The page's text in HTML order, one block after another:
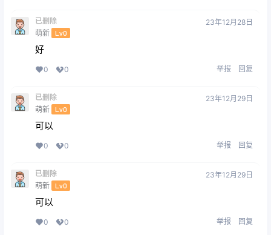
已删除
萌新 Lv0
23年12月28日
好
0 0 举报 回复
已删除
萌新 Lv0
23年12月29日
可以
0 0 举报 回复
已删除
萌新 Lv0
23年12月29日
可以
0 0 举报 回复